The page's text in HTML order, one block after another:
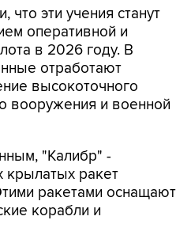
эти учения станут
оперативной и
в 2026 году. В
отработают
высокоточного
вооружения и военной
"Калибр" -
крылатых ракет
ракетами оснащают
корабли и